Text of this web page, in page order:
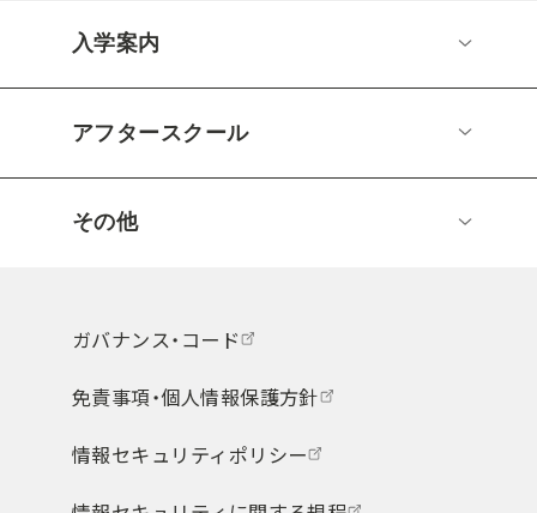
入学案内
アフタースクール
その他
ガバナンス・コード
免責事項・個人情報保護方針
情報セキュリティポリシー